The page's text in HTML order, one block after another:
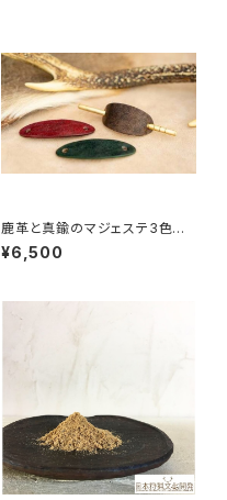
鹿革と真鍮のマジェステ3色セッ
ト（ヘアアクセサリー）
¥6,500